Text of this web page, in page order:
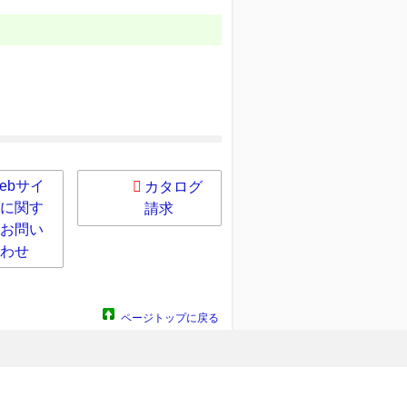
サイ
関す
問い
せ
カタログ
請求
ページトップに戻る